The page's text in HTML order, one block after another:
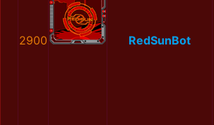
2900 RedSunBot